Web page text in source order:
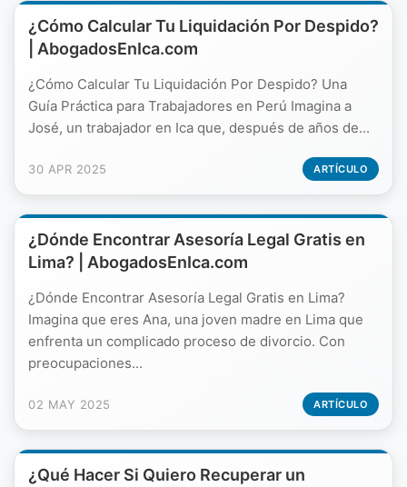
¿Cómo Calcular Tu Liquidación Por Despido?
| AbogadosEnIca.com
¿Cómo Calcular Tu Liquidación Por Despido? Una
Guía Práctica para Trabajadores en Perú Imagina a
José, un trabajador en Ica que, después de años de...
30 APR 2025 ARTÍCULO
¿Dónde Encontrar Asesoría Legal Gratis en
Lima? | AbogadosEnIca.com
¿Dónde Encontrar Asesoría Legal Gratis en Lima?
Imagina que eres Ana, una joven madre en Lima que
enfrenta un complicado proceso de divorcio. Con
preocupaciones...
02 MAY 2025 ARTÍCULO
¿Qué Hacer Si Quiero Recuperar un